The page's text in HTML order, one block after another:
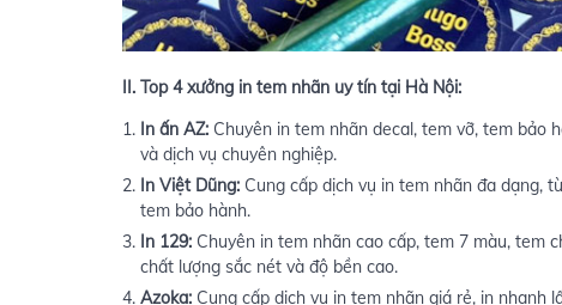
II. Top 4 xưởng in tem nhãn uy tín tại Hà Nội:
In ấn AZ: Chuyên in tem nhãn decal, tem vỡ, tem bảo
và dịch vụ chuyên nghiệp.
In Việt Dũng: Cung cấp dịch vụ in tem nhãn đa dạng,
tem bảo hành.
In 129: Chuyên in tem nhãn cao cấp, tem 7 màu, tem
chất lượng sắc nét và độ bền cao.
Azoka: Cung cấp dịch vụ in tem nhãn giá rẻ, in nhanh